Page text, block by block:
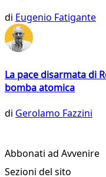
di Eugenio Fatigante
La pace disarmata di
bomba atomica
di Gerolamo Fazzini
Abbonati ad Avvenire
Sezioni del sito